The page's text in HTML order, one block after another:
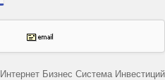
Интернет Бизнес Система Инвестиций